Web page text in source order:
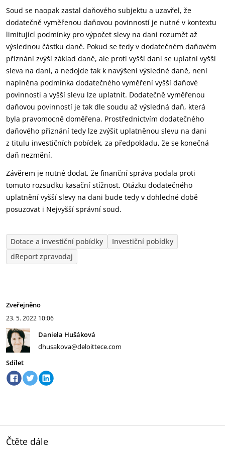
Soud se naopak zastal daňového subjektu a uzavřel, že
dodatečně vyměřenou daňovou povinností je nutné v kontextu
limitující podmínky pro výpočet slevy na dani rozumět až
výslednou částku daně. Pokud se tedy v dodatečném daňovém
přiznání zvýší základ daně, ale proti vyšší dani se uplatní vyšší
sleva na dani, a nedojde tak k navýšení výsledné daně, není
naplněna podmínka dodatečného vyměření vyšší daňové
povinnosti a vyšší slevu lze uplatnit. Dodatečně vyměřenou
daňovou povinností je tak dle soudu až výsledná daň, která
byla pravomocně doměřena. Prostřednictvím dodatečného
daňového přiznání tedy lze zvýšit uplatněnou slevu na dani
z titulu investičních pobídek, za předpokladu, že se konečná
daň nezmění.
Závěrem je nutné dodat, že finanční správa podala proti
tomuto rozsudku kasační stížnost. Otázku dodatečného
uplatnění vyšší slevy na dani bude tedy v dohledné době
posuzovat i Nejvyšší správní soud.
Dotace a investiční pobídky
Investiční pobídky
dReport zpravodaj
Zveřejněno
23. 5. 2022 10:06
Daniela Hušáková
dhusakova@deloittece.com
Sdílet
Čtěte dále